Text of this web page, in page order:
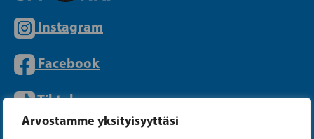
Arvostamme yksityisyyttäsi
Instagram
Facebook
Tiktok